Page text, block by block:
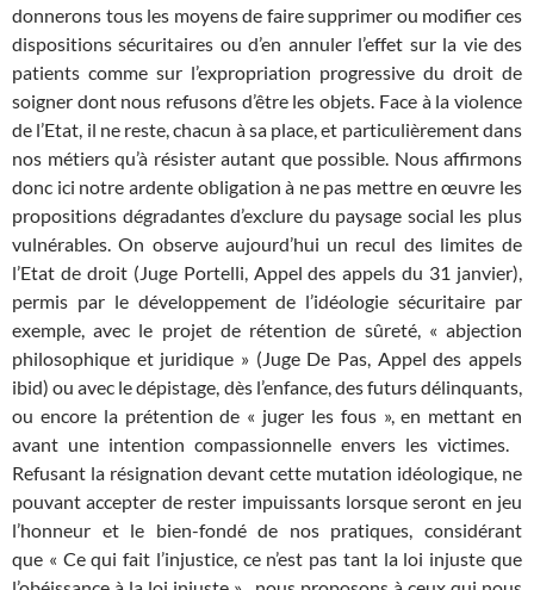
donnerons tous les moyens de faire supprimer ou modifier ces
dispositions sécuritaires ou d’en annuler l’effet sur la vie des
patients comme sur l’expropriation progressive du droit de
soigner dont nous refusons d’être les objets. Face à la violence
de l’Etat, il ne reste, chacun à sa place, et particulièrement dans
nos métiers qu’à résister autant que possible. Nous affirmons
donc ici notre ardente obligation à ne pas mettre en œuvre les
propositions dégradantes d’exclure du paysage social les plus
vulnérables. On observe aujourd’hui un recul des limites de
l’Etat de droit (Juge Portelli, Appel des appels du 31 janvier),
permis par le développement de l’idéologie sécuritaire par
exemple, avec le projet de rétention de sûreté, « abjection
philosophique et juridique » (Juge De Pas, Appel des appels
ibid) ou avec le dépistage, dès l’enfance, des futurs délinquants,
ou encore la prétention de « juger les fous », en mettant en
avant une intention compassionnelle envers les victimes.
Refusant la résignation devant cette mutation idéologique, ne
pouvant accepter de rester impuissants lorsque seront en jeu
l’honneur et le bien-fondé de nos pratiques, considérant
que « Ce qui fait l’injustice, ce n’est pas tant la loi injuste que